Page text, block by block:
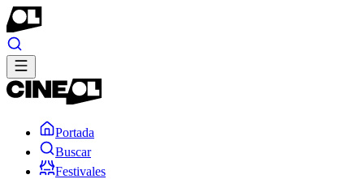
Portada
Buscar
Festivales